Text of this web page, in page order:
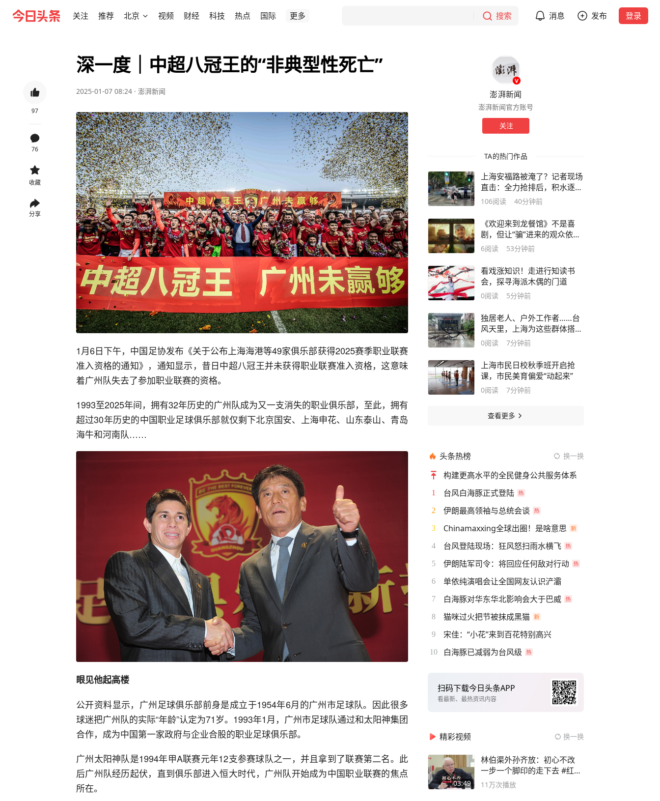
关注 推荐 北京 视频 财经 科技 热点 国际 更多 搜索 消息 发布 登录
97
76
收藏
分享
深一度｜中超八冠王的“非典型性死亡”
2025-01-07 08:24 · 澎湃新闻
1月6日下午，中国足协发布《关于公布上海海港等49家俱乐部获得2025赛季职业联赛
准入资格的通知》，通知显示，昔日中超八冠王并未获得职业联赛准入资格，这意味
着广州队失去了参加职业联赛的资格。
1993至2025年间，拥有32年历史的广州队成为又一支消失的职业俱乐部，至此，拥有
超过30年历史的中国职业足球俱乐部就仅剩下北京国安、上海申花、山东泰山、青岛
海牛和河南队……
眼见他起高楼
公开资料显示，广州足球俱乐部前身是成立于1954年6月的广州市足球队。因此很多
球迷把广州队的实际“年龄”认定为71岁。1993年1月，广州市足球队通过和太阳神集团
合作，成为中国第一家政府与企业合股的职业足球俱乐部。
广州太阳神队是1994年甲A联赛元年12支参赛球队之一，并且拿到了联赛第二名。此
后广州队经历起伏，直到俱乐部进入恒大时代，广州队开始成为中国职业联赛的焦点
所在。
澎湃新闻
澎湃新闻官方账号
关注
TA的热门作品
上海安福路被淹了？记者现场
直击：全力抢排后，积水逐渐
消退
106阅读 40分钟前
《欢迎来到龙餐馆》不是喜
剧，但让“骗”进来的观众依然
惊喜
6阅读 53分钟前
看戏涨知识！走进行知读书
会，探寻海派木偶的门道
0阅读 5分钟前
独居老人、户外工作者……台
风天里，上海为这些群体搭起
一道屏障
0阅读 7分钟前
上海市民日校秋季班开启抢
课，市民美育偏爱“动起来”
0阅读 7分钟前
查看更多
头条热榜 换一换
构建更高水平的全民健身公共服务体系
1 台风白海豚正式登陆
2 伊朗最高领袖与总统会谈
3 Chinamaxxing全球出圈！是啥意思
4 台风登陆现场：狂风怒扫雨水横飞
5 伊朗陆军司令：将回应任何敌对行动
6 单依纯演唱会让全国网友认识浐灞
7 白海豚对华东华北影响会大于巴威
8 猫咪过火把节被抹成黑猫
9 宋佳：“小花”来到百花特别高兴
10 白海豚已减弱为台风级
扫码下载今日头条APP
看最新、最热资讯内容
精彩视频 换一换
03:49
林伯渠外孙齐放：初心不改
一步一个脚印的走下去 #红船
论坛
11万次播放